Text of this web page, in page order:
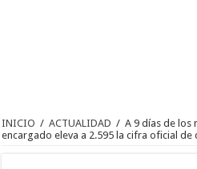
INICIO / ACTUALIDAD / A 9 días de los
encargado eleva a 2.595 la cifra oficial de